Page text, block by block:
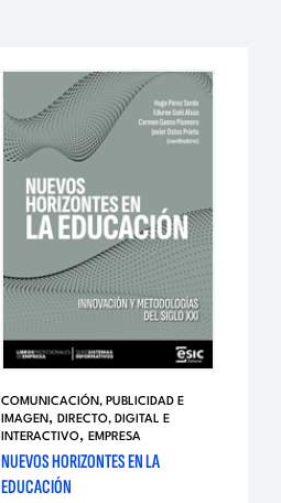
COMUNICACIÓN, PUBLICIDAD E
IMAGEN, DIRECTO, DIGITAL E
INTERACTIVO, EMPRESA
NUEVOS HORIZONTES EN LA
EDUCACIÓN